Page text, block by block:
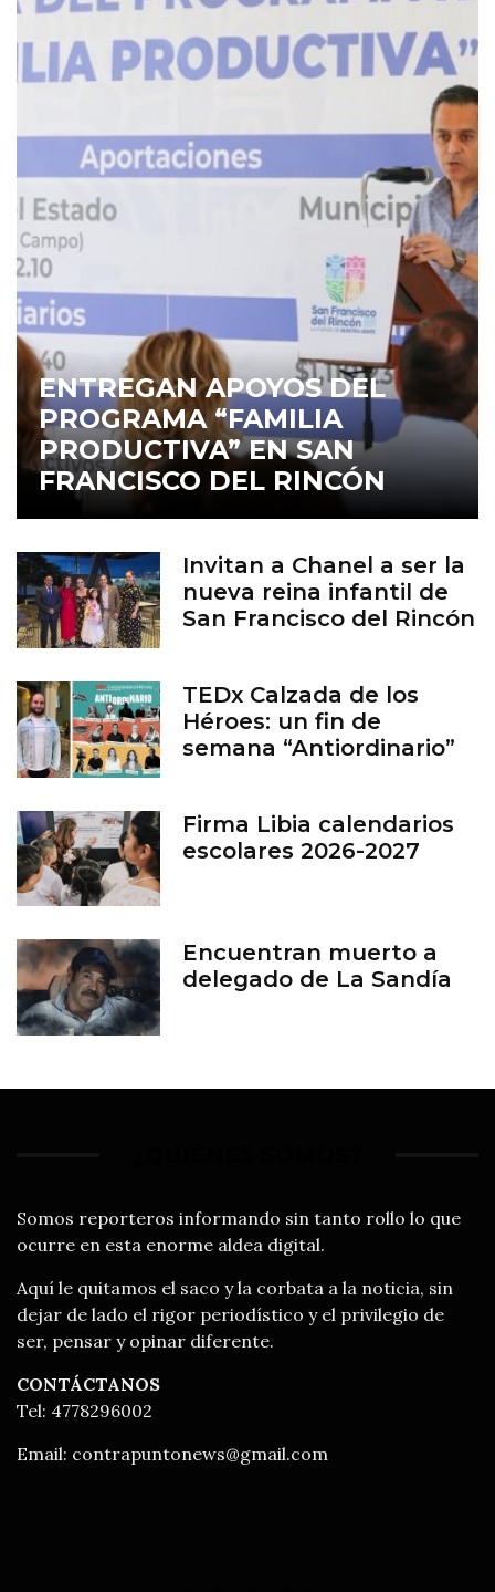
ENTREGAN APOYOS DEL
PROGRAMA “FAMILIA
PRODUCTIVA” EN SAN
FRANCISCO DEL RINCÓN
Invitan a Chanel a ser la
nueva reina infantil de
San Francisco del Rincón
TEDx Calzada de los
Héroes: un fin de
semana “Antiordinario”
Firma Libia calendarios
escolares 2026-2027
Encuentran muerto a
delegado de La Sandía
Somos reporteros informando sin tanto rollo lo que
ocurre en esta enorme aldea digital.
Aquí le quitamos el saco y la corbata a la noticia, sin
dejar de lado el rigor periodístico y el privilegio de
ser, pensar y opinar diferente.
CONTÁCTANOS
Tel: 4778296002
Email: contrapuntonews@gmail.com